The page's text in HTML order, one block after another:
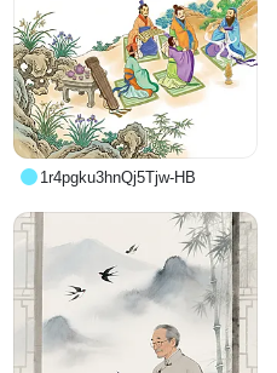
1r4pgku3hnQj5Tjw-HB